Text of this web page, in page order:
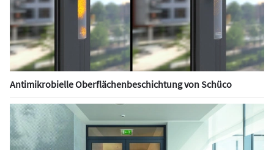
Antimikrobielle Oberflächenbeschichtung von Schüco